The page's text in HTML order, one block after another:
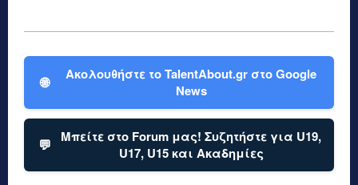
🌐
Ακολουθήστε το TalentAbout.gr στο Google
News
💬
Μπείτε στο Forum μας! Συζητήστε για U19,
U17, U15 και Ακαδημίες